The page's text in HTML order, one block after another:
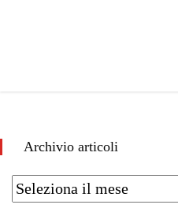
Archivio articoli